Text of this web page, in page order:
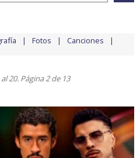
Fotos Canciones
20. Página 2 de 13